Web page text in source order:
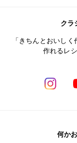
クラ
「きちんとおいし
作れるレ
何か